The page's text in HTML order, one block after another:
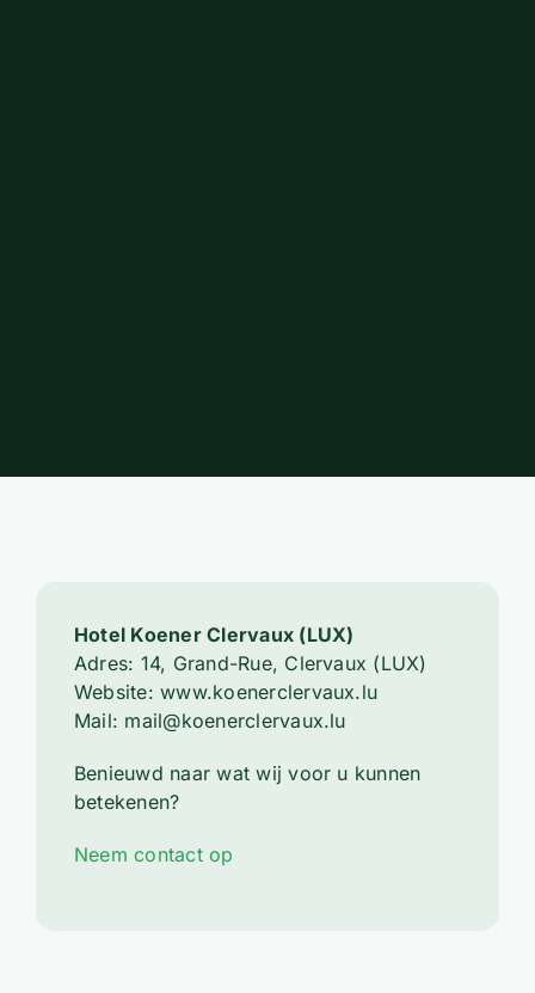
Hotel Koener Clervaux (LUX)
Adres: 14, Grand-Rue, Clervaux (LUX)
Website: www.koenerclervaux.lu
Mail: mail@koenerclervaux.lu
Benieuwd naar wat wij voor u kunnen
betekenen?
Neem contact op